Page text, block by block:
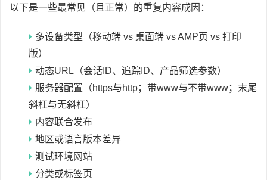
以下是一些最常见（且正常）的重复内容成因：
多设备类型（移动端 vs 桌面端 vs AMP页 vs 打印
版）
动态URL（会话ID、追踪ID、产品筛选参数）
服务器配置（https与http；带www与不带www；末尾
斜杠与无斜杠）
内容联合发布
地区或语言版本差异
测试环境网站
分类或标签页